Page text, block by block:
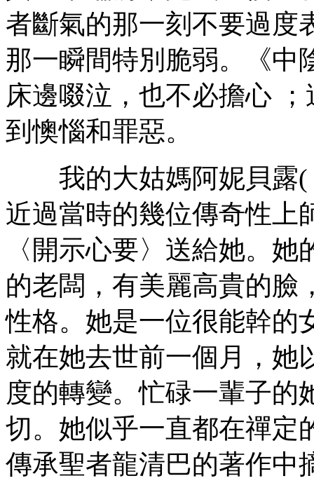
者斷氣的那一刻不要過度
那一瞬間特別脆弱。《中
床邊啜泣，也不必擔心
到懊惱和罪惡。
我的大姑媽阿妮貝露(
近過當時的幾位傳奇性上
〈開示心要〉送給她。
的老闆，有美麗高貴的臉
性格。她是一位很能幹的
就在她去世前一個月，她
度的轉變。忙碌一輩子的
切。她似乎一直都在禪定
傳承聖者龍清巴的著作中